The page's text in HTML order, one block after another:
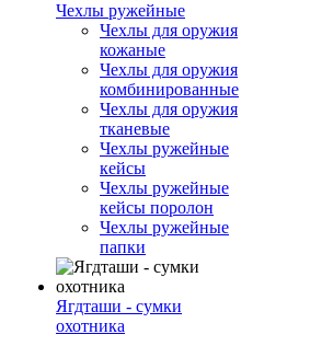
Чехлы ружейные
Чехлы для оружия
кожаные
Чехлы для оружия
комбинированные
Чехлы для оружия
тканевые
Чехлы ружейные
кейсы
Чехлы ружейные
кейсы поролон
Чехлы ружейные
папки
Ягдташи - сумки
охотника